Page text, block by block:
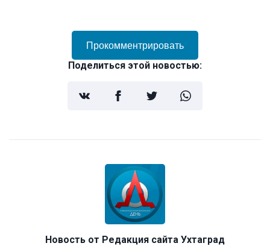
Прокомментрировать
Поделиться этой новостью:
Новость от Редакция сайта Ухтаград